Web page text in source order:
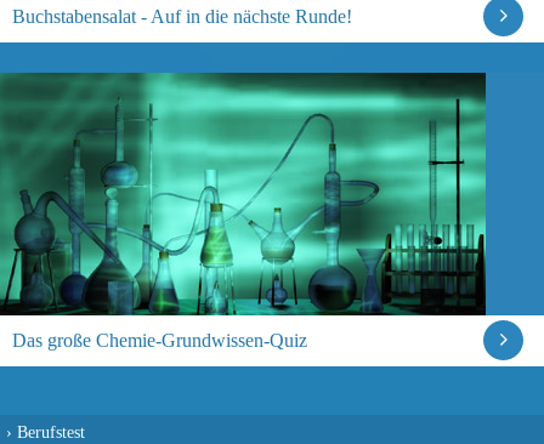
Buchstabensalat - Auf in die nächste Runde!
Das große Chemie-Grundwissen-Quiz
› Berufstest